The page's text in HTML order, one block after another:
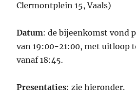
Clermontplein 15, Vaals)
Datum: de bijeenkomst vond
van 19:00-21:00, met uitloop
vanaf 18:45.
Presentaties: zie hieronder.